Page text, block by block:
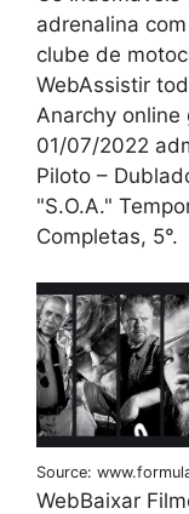
adrenalina
clube de
WebAssistir
Anarchy
01/07/2022
Piloto –
"S.O.A."
Completas, 5°.
Source:
WebBaixar